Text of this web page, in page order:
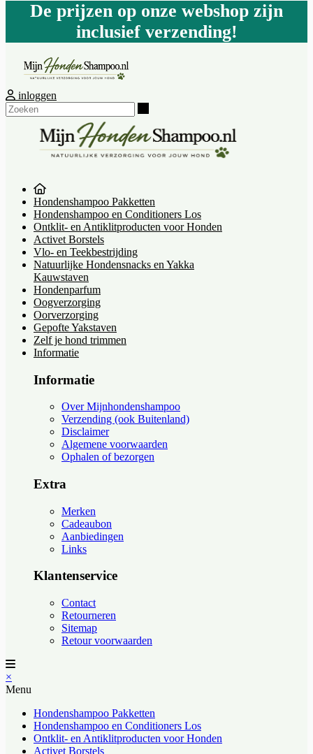
De prijzen op onze webshop zijn
inclusief verzending!
inloggen
Hondenshampoo Pakketten
Hondenshampoo en Conditioners Los
Ontklit- en Antiklitproducten voor Honden
Activet Borstels
Vlo- en Teekbestrijding
Natuurlijke Hondensnacks en Yakka
Kauwstaven
Hondenparfum
Oogverzorging
Oorverzorging
Gepofte Yakstaven
Zelf je hond trimmen
Informatie
Informatie
Over Mijnhondenshampoo
Verzending (ook Buitenland)
Disclaimer
Algemene voorwaarden
Ophalen of bezorgen
Extra
Merken
Cadeaubon
Aanbiedingen
Links
Klantenservice
Contact
Retourneren
Sitemap
Retour voorwaarden
×
Menu
Hondenshampoo Pakketten
Hondenshampoo en Conditioners Los
Ontklit- en Antiklitproducten voor Honden
Activet Borstels